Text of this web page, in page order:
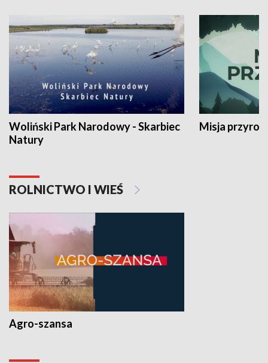
Woliński Park Narodowy - Skarbiec
Natury
Misja
ROLNICTWO I WIEŚ
Agro-szansa